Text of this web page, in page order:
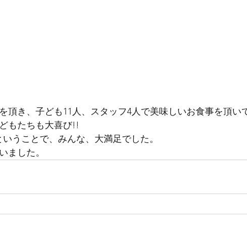
頂き、子ども11人、スタッフ4人で美味しいお食事を頂い
もたちも大喜び!!
うことで、みんな、大満足でした。
ました。